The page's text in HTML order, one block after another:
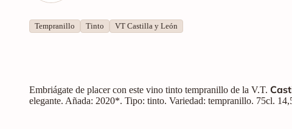
Tempranillo Tinto VT Castilla y León
Embriágate de placer con este vino tinto tempranillo de la V.T.
elegante. Añada: 2020*. Tipo: tinto. Variedad: tempranillo. 75cl.